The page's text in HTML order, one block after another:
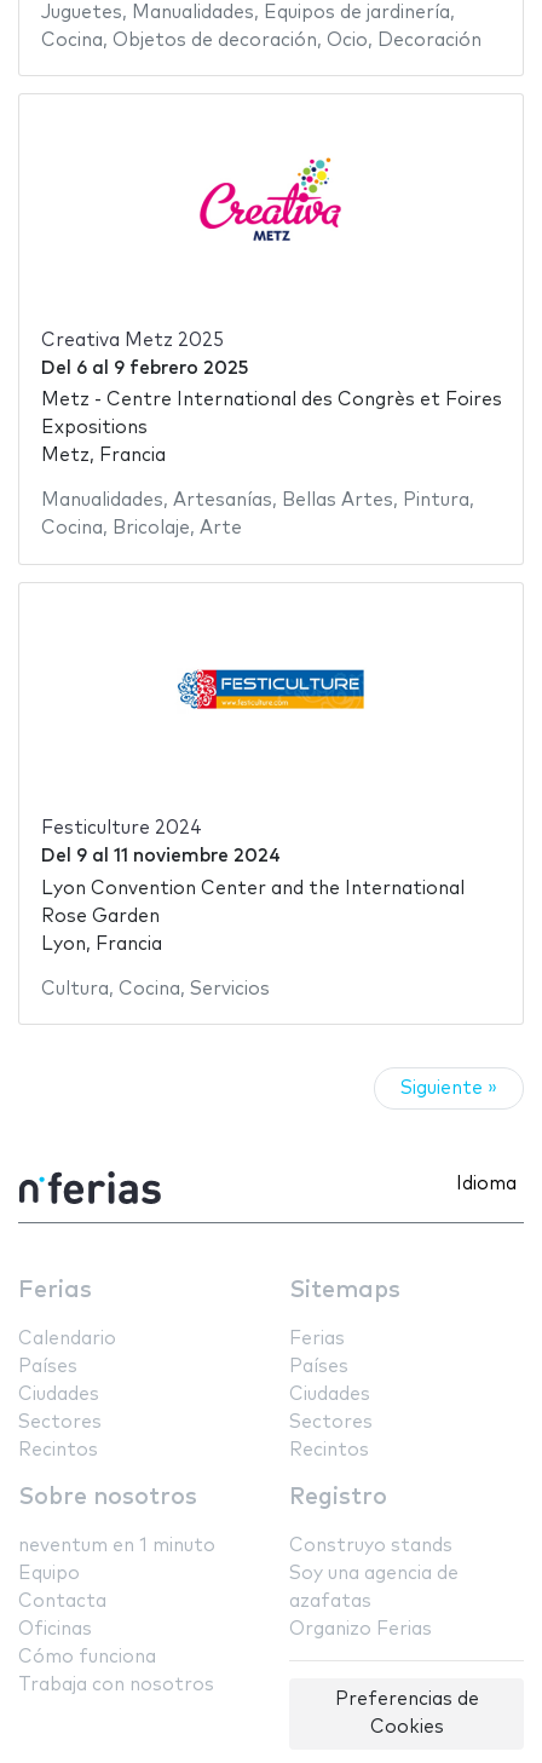
Juguetes, Manualidades, Equipos de jardinería,
Cocina, Objetos de decoración, Ocio, Decoración
Creativa Metz 2025
Del 6al 9 febrero 2025
Metz - Centre International des Congrès et Foires
Expositions
Metz, Francia
Manualidades, Artesanías, Bellas Artes, Pintura,
Cocina, Bricolaje, Arte
Festiculture 2024
Del 9al 11 noviembre 2024
Lyon Convention Center and the International
Rose Garden
Lyon, Francia
Cultura, Cocina, Servicios
Siguiente »
Idioma
Ferias
Calendario
Países
Ciudades
Sectores
Recintos
Sitemaps
Ferias
Países
Ciudades
Sectores
Recintos
Sobre nosotros
neventum en 1 minuto
Equipo
Contacta
Oficinas
Cómo funciona
Trabaja con nosotros
Registro
Construyo stands
Soy una agencia de
azafatas
Organizo Ferias
Preferencias de
Cookies